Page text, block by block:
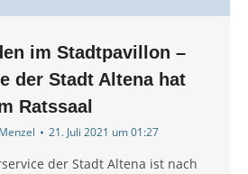
im Stadtpavillon –
der Stadt Altena hat
Ratssaal
21. Juli 2021 um 01:27
der Stadt Altena ist nach